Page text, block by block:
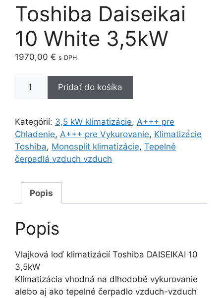
Toshiba Daiseikai
10 White 3,5kW
1970,00 € s DPH
množstvo
10
White
3,5kW
Pridať do košíka
Kategórií: 3,5 kW klimatizácie, A+++ pre
Chladenie, A+++ pre Vykurovanie, Klimatizácie
Toshiba, Monosplit klimatizácie, Tepelné
čerpadlá vzduch vzduch
Popis
Popis
Vlajková loď klimatizácií Toshiba DAISEIKAI 10
3,5kW
Klimatizácia vhodná na dlhodobé vykurovanie
alebo aj ako tepelné čerpadlo vzduch-vzduch